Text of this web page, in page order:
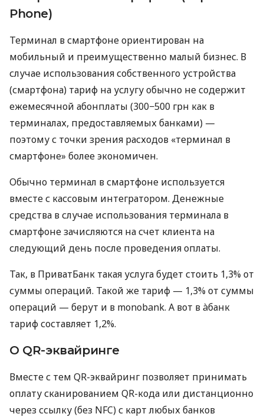
Phone)
Терминал в смартфоне ориентирован на
мобильный и преимущественно малый бизнес. В
случае использования собственного устройства
(смартфона) тариф на услугу обычно не содержит
ежемесячной абонплаты (300−500 грн как в
терминалах, предоставляемых банками) —
поэтому с точки зрения расходов «терминал в
смартфоне» более экономичен.
Обычно терминал в смартфоне используется
вместе с кассовым интегратором. Денежные
средства в случае использования терминала в
смартфоне зачисляются на счет клиента на
следующий день после проведения оплаты.
Так, в ПриватБанк такая услуга будет стоить 1,3% от
суммы операций. Такой же тариф — 1,3% от суммы
операций — берут и в monobank. А вот в àбанк
тариф составляет 1,2%.
О QR-эквайринге
Вместе с тем QR-эквайринг позволяет принимать
оплату сканированием QR-кода или дистанционно
через ссылку (без NFC) с карт любых банков